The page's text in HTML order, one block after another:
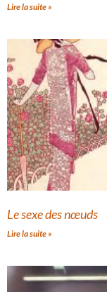
Lire la suite »
Le sexe des nœuds
Lire la suite »